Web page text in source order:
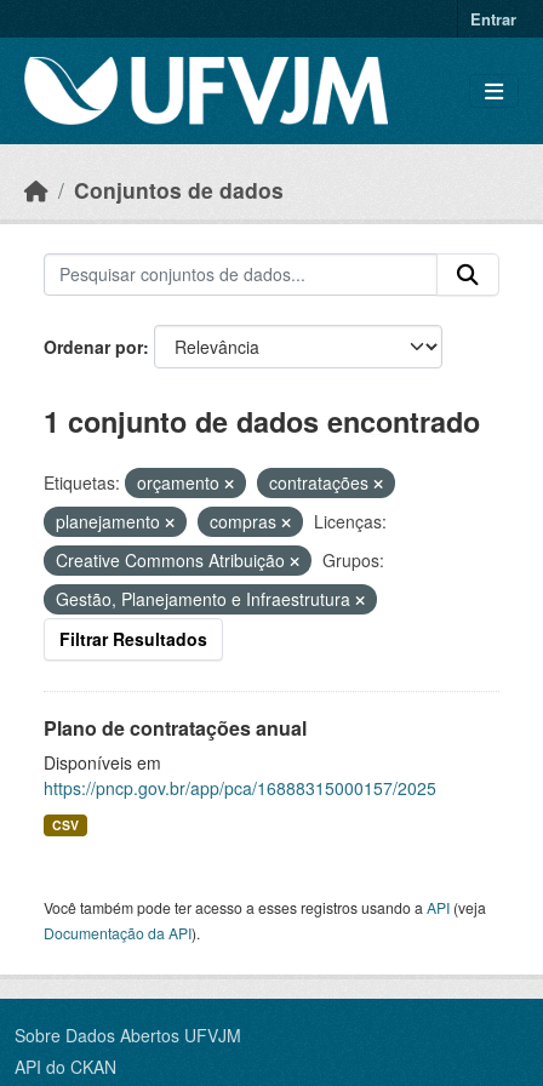
Entrar
Conjuntos de dados
Ordenar por
1 conjunto de dados encontrado
Etiquetas: orçamento
contratações
planejamento
compras
Licenças:
Creative Commons Atribuição
Grupos:
Gestão, Planejamento e Infraestrutura
Filtrar Resultados
Plano de contratações anual
Disponíveis em
https://pncp.gov.br/app/pca/16888315000157/2025
CSV
Você também pode ter acesso a esses registros usando a API (veja
Documentação da API).
Sobre Dados Abertos UFVJM
API do CKAN